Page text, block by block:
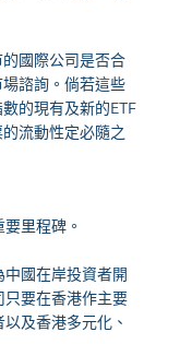
國際公司是否合
諮詢。倘若這些
的現有及新的ETF
流動性定必隨之
里程碑。
國在岸投資者開
要在香港作主要
及香港多元化、